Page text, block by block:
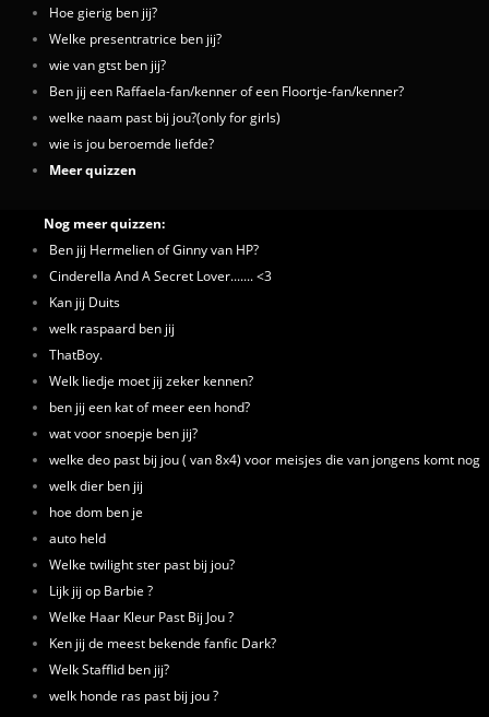
Hoe gierig ben jij?
Welke presentratrice ben jij?
wie van gtst ben jij?
Ben jij een Raffaela-fan/kenner of een Floortje-fan/kenner?
welke naam past bij jou?(only for girls)
wie is jou beroemde liefde?
Meer quizzen
Nog meer quizzen:
Ben jij Hermelien of Ginny van HP?
Cinderella And A Secret Lover....... <3
Kan jij Duits
welk raspaard ben jij
ThatBoy.
Welk liedje moet jij zeker kennen?
ben jij een kat of meer een hond?
wat voor snoepje ben jij?
welke deo past bij jou ( van 8x4) voor meisjes die van jongens komt nog
welk dier ben jij
hoe dom ben je
auto held
Welke twilight ster past bij jou?
Lijk jij op Barbie ?
Welke Haar Kleur Past Bij Jou ?
Ken jij de meest bekende fanfic Dark?
Welk Stafflid ben jij?
welk honde ras past bij jou ?